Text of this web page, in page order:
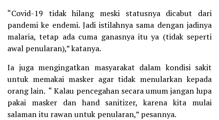
“Covid-19 tidak hilang meski statusnya dicabut dari
pandemi ke endemi. Jadi istilahnya sama dengan jadinya
malaria, tetap ada cuma ganasnya itu ya (tidak seperti
awal penularan),” katanya.
Ia juga mengingatkan masyarakat dalam kondisi sakit
untuk memakai masker agar tidak menularkan kepada
orang lain. “ Kalau pencegahan secara umum jangan lupa
pakai masker dan hand sanitizer, karena kita mulai
salaman itu rawan untuk penularan,” pesannya.